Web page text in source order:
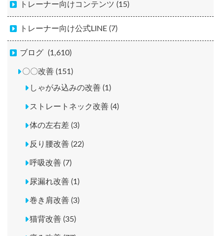
トレーナー向けコンテンツ (15)
トレーナー向け公式LINE (7)
ブログ (1,610)
〇〇改善 (151)
しゃがみ込みの改善 (1)
ストレートネック改善 (4)
体の左右差 (3)
反り腰改善 (22)
呼吸改善 (7)
尿漏れ改善 (1)
巻き肩改善 (3)
猫背改善 (35)